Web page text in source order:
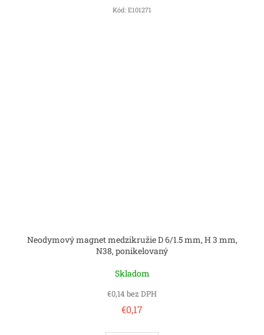
Kód: E101271
Neodymový magnet medzikružie D 6/1.5 mm, H 3 mm,
N38, ponikelovaný
Skladom
€0,14 bez DPH
€0,17